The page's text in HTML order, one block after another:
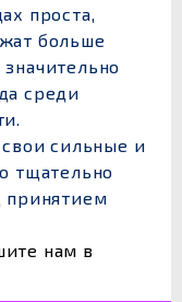
проста,
больше
среди
сильные и
тщательно
принятием
нам в